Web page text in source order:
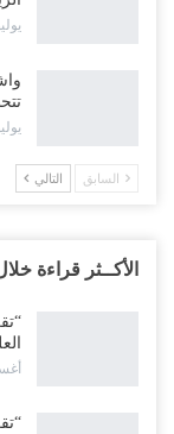
يوليو 26,
يوليو 24,
السابق التالي
الأكــثر قراءة